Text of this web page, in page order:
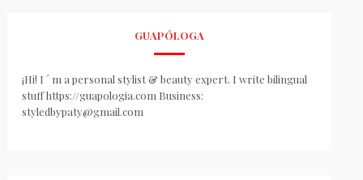
GUAPÓLOGA
¡Hi! I ´ m a personal stylist & beauty expert. I write bilingual
stuff https://guapologia.com Business:
styledbypaty@gmail.com